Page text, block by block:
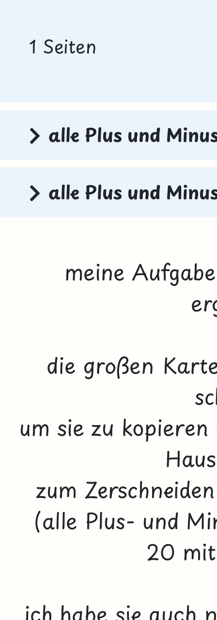
1 Seiten
alle Plus und
alle Plus und
meine
die großen
um sie zu
zum
(alle Plus- und
20